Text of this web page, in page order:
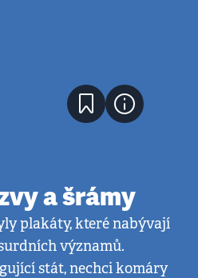
a šrámy
plakáty, které nabývají
významů.
stát, nechci komáry